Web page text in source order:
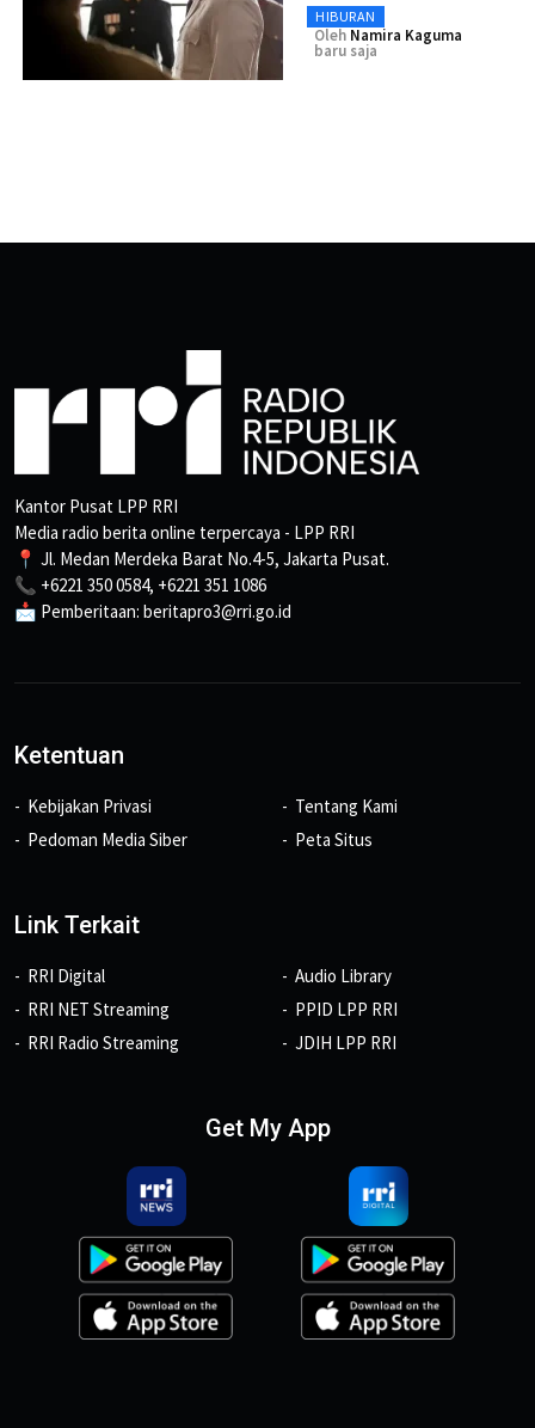
HIBURAN
Oleh Namira Kaguma
baru saja
Kantor Pusat LPP RRI
Media radio berita online terpercaya - LPP RRI
📍 Jl. Medan Merdeka Barat No.4-5, Jakarta Pusat.
📞 +6221 350 0584, +6221 351 1086
📩 Pemberitaan: beritapro3@rri.go.id
Ketentuan
Kebijakan Privasi
Pedoman Media Siber
Tentang Kami
Peta Situs
Link Terkait
RRI Digital
RRI NET Streaming
RRI Radio Streaming
Audio Library
PPID LPP RRI
JDIH LPP RRI
Get My App